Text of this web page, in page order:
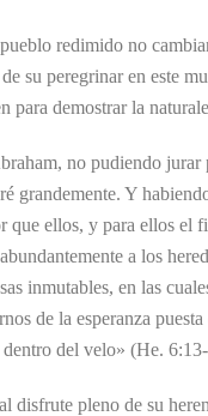
redimido no
su peregrinar en este
demostrar la
no pudiendo
grandemente. Y
que ellos, y para ellos el
a los
inmutables, en las
de la esperanza
del velo» (He.
disfrute pleno de su